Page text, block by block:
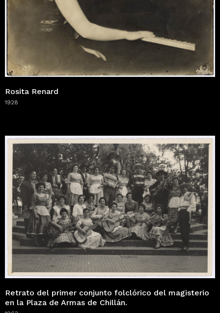
Rosita Renard
1928
Retrato del primer conjunto folclórico del magisterio
en la Plaza de Armas de Chillán.